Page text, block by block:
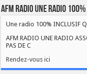
AFM RADIO UNE RADIO
Une radio 100% INCLUSIF
AFM RADIO UNE RADIO
PAS DE C
Rendez-vous ici